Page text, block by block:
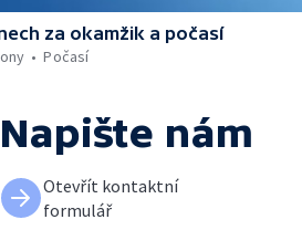
za okamžik a počasí
Počasí
Napište nám
Otevřít kontaktní
formulář